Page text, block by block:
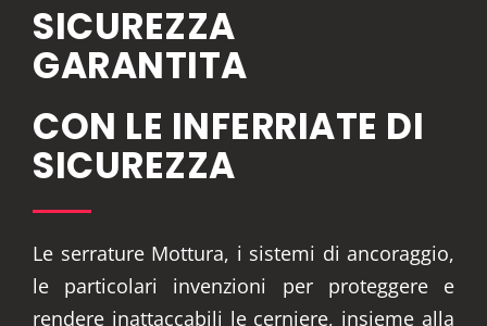
SICUREZZA
GARANTITA
CON LE INFERRIATE DI
SICUREZZA
Le serrature Mottura, i sistemi di ancoraggio,
le particolari invenzioni per proteggere e
rendere inattaccabili le cerniere, insieme alla